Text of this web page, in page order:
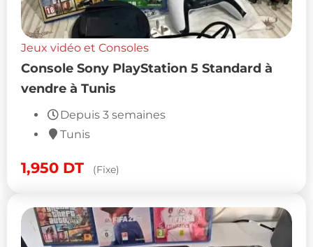
Jeux vidéo et Consoles
Console Sony PlayStation 5 Standard à
vendre à Tunis
Depuis 3 semaines
Tunis
1,950 DT (Fixe)